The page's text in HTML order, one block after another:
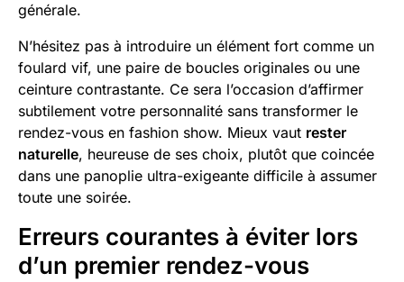
générale.
N’hésitez pas à introduire un élément fort comme un
foulard vif, une paire de boucles originales ou une
ceinture contrastante. Ce sera l’occasion d’affirmer
subtilement votre personnalité sans transformer le
rendez-vous en fashion show. Mieux vaut rester
naturelle, heureuse de ses choix, plutôt que coincée
dans une panoplie ultra-exigeante difficile à assumer
toute une soirée.
Erreurs courantes à éviter lors
d’un premier rendez-vous